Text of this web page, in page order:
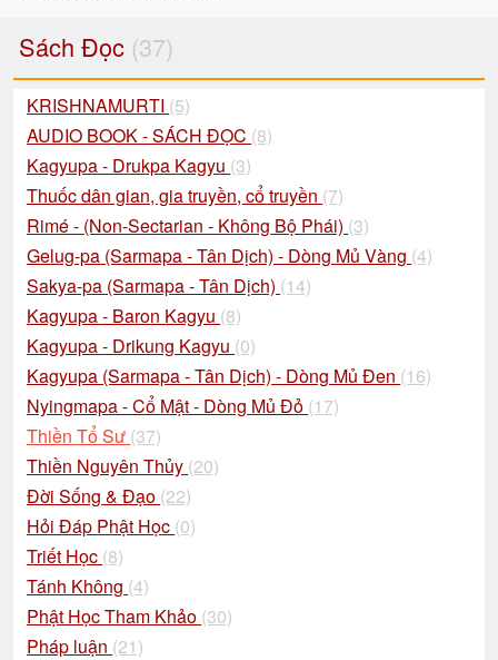
Sách Đọc (37)
KRISHNAMURTI (5)
AUDIO BOOK - SÁCH ĐỌC (8)
Kagyupa - Drukpa Kagyu (3)
Thuốc dân gian, gia truyền, cổ truyền (7)
Rimé - (Non-Sectarian - Không Bộ Phái) (3)
Gelug-pa (Sarmapa - Tân Dịch) - Dòng Mủ Vàng (4)
Sakya-pa (Sarmapa - Tân Dịch) (14)
Kagyupa - Baron Kagyu (8)
Kagyupa - Drikung Kagyu (0)
Kagyupa (Sarmapa - Tân Dịch) - Dòng Mủ Đen (16)
Nyingmapa - Cổ Mật - Dòng Mủ Đỏ (17)
Thiền Tổ Sư (37)
Thiền Nguyên Thủy (20)
Đời Sống & Đạo (22)
Hỏi Đáp Phật Học (0)
Triết Học (8)
Tánh Không (4)
Phật Học Tham Khảo (30)
Pháp luận (21)